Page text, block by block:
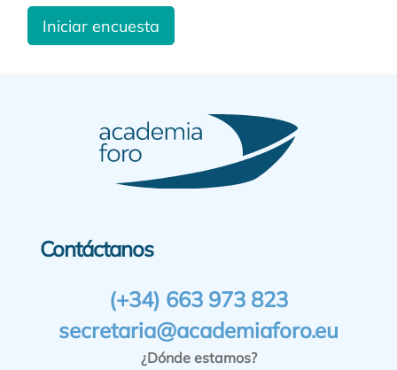
Iniciar encuesta
Contáctanos
(+34) 663 973 823
secretaria@academiaforo.eu
¿Dónde estamos?